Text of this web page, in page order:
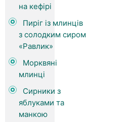
на кефірі
Пиріг із млинців
з солодким сиром
«Равлик»
Морквяні
млинці
Сирники з
яблуками та
манкою